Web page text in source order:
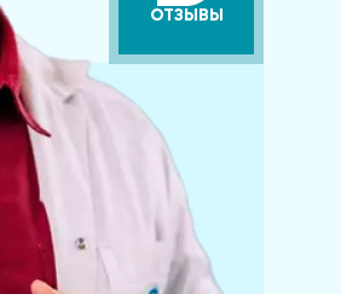
ОТЗЫВЫ